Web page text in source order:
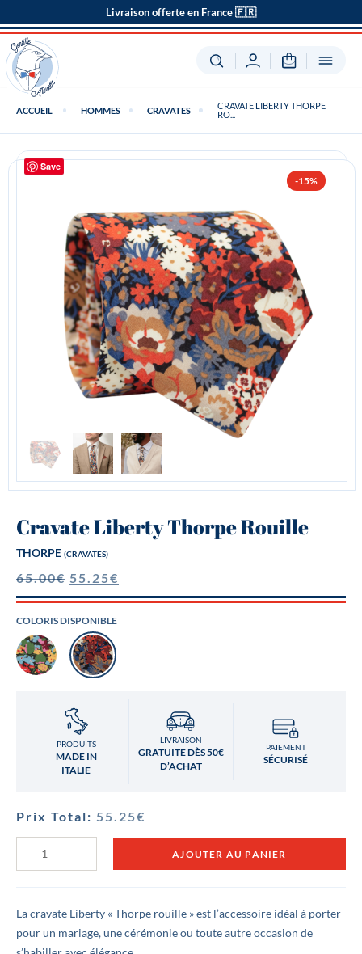
Livraison offerte en France 🇫🇷
ACCUEIL HOMMES CRAVATES
CRAVATE LIBERTY THORPE
RO...
Save
-15%
Cravate Liberty Thorpe Rouille
THORPE (CRAVATES)
65.00€ 55.25€
COLORIS DISPONIBLE
PRODUITS
MADE IN
ITALIE
LIVRAISON
GRATUITE DÈS 50€
D’ACHAT
PAIEMENT
SÉCURISÉ
Prix Total: 55.25€
Cravate
Rouille
AJOUTER AU PANIER
La cravate Liberty « Thorpe rouille » est l’accessoire idéal à porter
pour un mariage, une cérémonie ou toute autre occasion de